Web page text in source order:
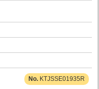
KTJSSE01935R